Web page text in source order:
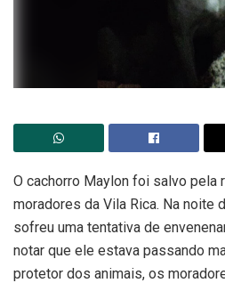
O cachorro Maylon foi salvo pela
moradores da Vila Rica. Na noite
sofreu uma tentativa de
notar que ele estava passando
protetor dos animais, os